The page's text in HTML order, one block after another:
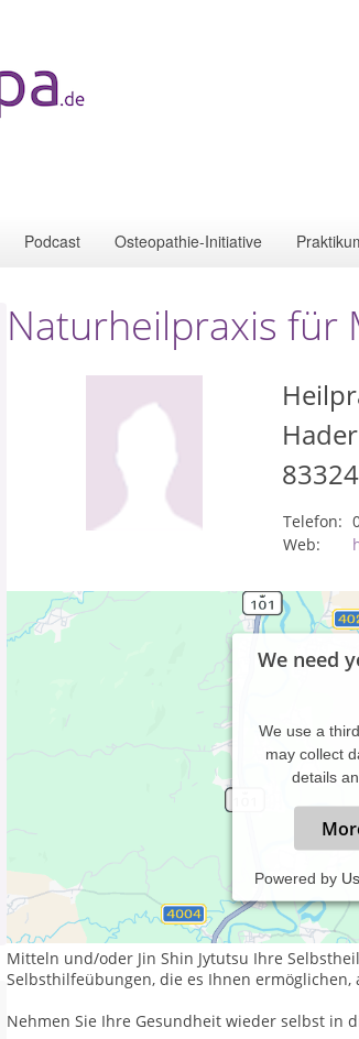
Podcast Osteopathie-Initiative
Naturheilpraxis für
83324
Telefon:
Web:
We need
We use a
may collect
details
Powered by
Naturheilpraxis für Mensch und Tier, denn
Ich sehe mich nicht als Heilerin. Nur Sie
Mitteln und/oder Jin Shin Jytutsu Ihre
Selbsthilfeübungen, die es Ihnen
Nehmen Sie Ihre Gesundheit wieder selbst in